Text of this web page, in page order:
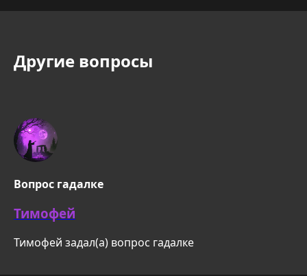
Другие вопросы
Вопрос гадалке
Тимофей
Тимофей задал(а) вопрос гадалке